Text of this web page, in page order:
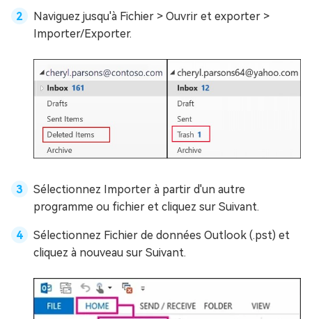
Naviguez jusqu'à Fichier > Ouvrir et exporter >
Importer/Exporter.
Sélectionnez Importer à partir d'un autre
programme ou fichier et cliquez sur Suivant.
Sélectionnez Fichier de données Outlook (.pst) et
cliquez à nouveau sur Suivant.